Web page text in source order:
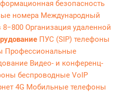
безопасность
номера Международный
Организация удаленной
ПУС (SIP) телефоны
Профессиональные
Видео- и конференц-
беспроводные VoIP
4G Мобильные телефоны